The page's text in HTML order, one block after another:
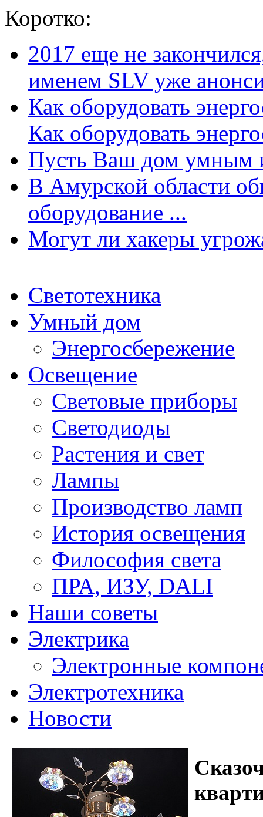
Коротко:
2017 еще не
именем SLV уже
Как оборудовать
Как оборудовать
Пусть Ваш дом умным
В Амурской области
оборудование ...
Могут ли хакеры
Светотехника
Умный дом
Энергосбережение
Освещение
Световые приборы
Светодиоды
Растения и свет
Лампы
Производство ламп
История освещения
Философия света
ПРА, ИЗУ, DALI
Наши советы
Электрика
Электронные
Электротехника
Новости